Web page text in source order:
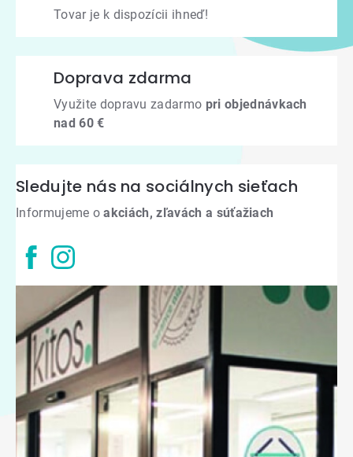
Tovar je k dispozícii ihneď!
Doprava zdarma
Využite dopravu zadarmo pri objednávkach
nad 60 €
Sledujte nás na sociálnych sieťach
Informujeme oakciách, zľavách a súťažiach